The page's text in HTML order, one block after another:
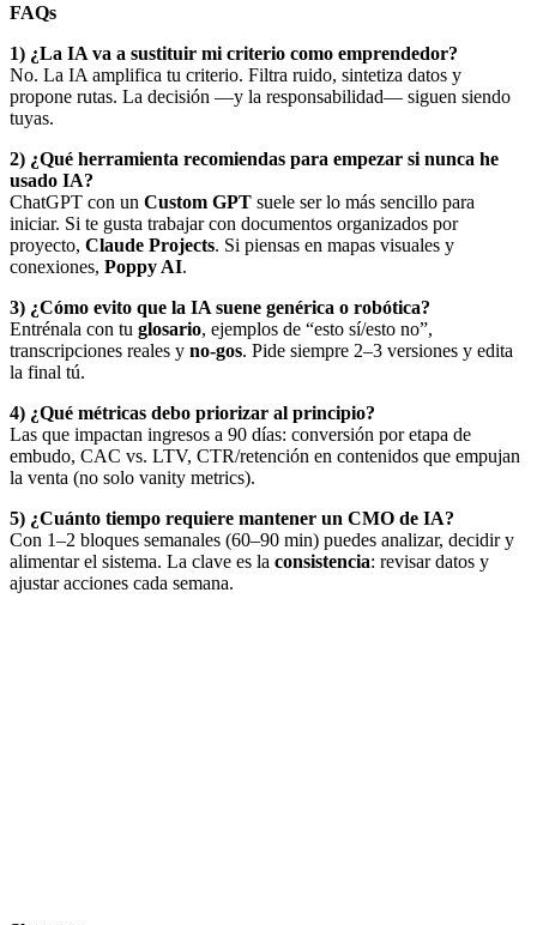
FAQs
1) ¿La IA va a sustituir mi criterio como emprendedor?
No. La IA amplifica tu criterio. Filtra ruido, sintetiza datos y
propone rutas. La decisión —y la responsabilidad— siguen siendo
tuyas.
2) ¿Qué herramienta recomiendas para empezar si nunca he
usado IA?
ChatGPT con un Custom GPT suele ser lo más sencillo para
iniciar. Si te gusta trabajar con documentos organizados por
proyecto, Claude Projects. Si piensas en mapas visuales y
conexiones, Poppy AI.
3) ¿Cómo evito que la IA suene genérica o robótica?
Entrénala con tu glosario, ejemplos de “esto sí/esto no”,
transcripciones reales y no-gos. Pide siempre 2–3 versiones y edita
la final tú.
4) ¿Qué métricas debo priorizar al principio?
Las que impactan ingresos a 90 días: conversión por etapa de
embudo, CAC vs. LTV, CTR/retención en contenidos que empujan
la venta (no solo vanity metrics).
5) ¿Cuánto tiempo requiere mantener un CMO de IA?
Con 1–2 bloques semanales (60–90 min) puedes analizar, decidir y
alimentar el sistema. La clave es la consistencia: revisar datos y
ajustar acciones cada semana.